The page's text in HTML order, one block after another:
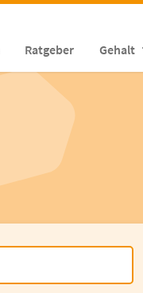
Ratgeber Gehalt